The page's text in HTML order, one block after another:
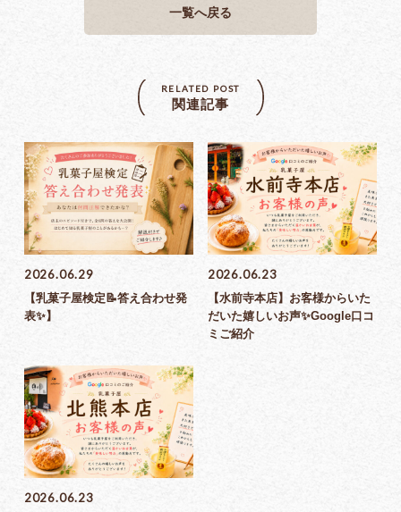
一覧へ戻る
RELATED POST
関連記事
2026.06.29
【乳菓子屋検定📝答え合わせ発
表✨】
2026.06.23
【水前寺本店】お客様からいた
だいた嬉しいお声✨Google口コ
ミご紹介
2026.06.23